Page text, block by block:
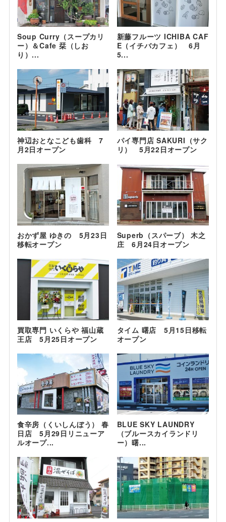
Soup Curry（スープカリ
ー）＆Cafe 栞（しお
り）...
新藤フルーツ ICHIBA CAF
E（イチバカフェ） 6月
5...
神辺おとなこども歯科 7
月2日オープン
パイ専門店 SAKURI（サク
リ） 5月22日オープン
おかず屋 ゆきの 5月23日
移転オープン
Superb（スパーブ） 木之
庄 6月24日オープン
買取専門 いくらや 福山蔵
王店 5月25日オープン
タイム 曙店 5月15日移転
オープン
食辛房（くいしんぼう） 春
日店 5月29日リニューア
ルオープ...
BLUE SKY LAUNDRY
（ブルースカイランドリ
ー）曙...